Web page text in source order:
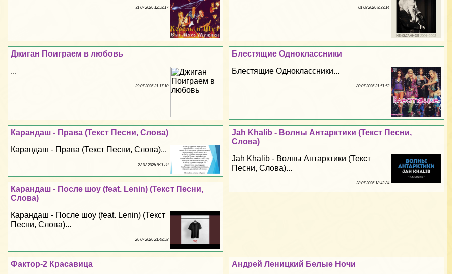
01 08 2026 8:33:14
31 07 2026 12:58:17
Блестящие Одноклассники
Блестящие Одноклассники...
30 07 2026 21:51:52
Джиган Поиграем в любовь
...
29 07 2026 21:17:10
Jah Khalib - Волны Антарктики (Текст Песни,
Слова)
Jah Khalib - Волны Антарктики (Текст
Песни, Слова)...
28 07 2026 18:42:34
Карандаш - Права (Текст Песни, Слова)
Карандаш - Права (Текст Песни, Слова)...
27 07 2026 9:11:33
Карандаш - После шоу (feat. Lenin) (Текст Песни,
Слова)
Карандаш - После шоу (feat. Lenin) (Текст
Песни, Слова)...
26 07 2026 21:48:58
Андрей Леницкий Белые Ночи
Фактор-2 Красавица